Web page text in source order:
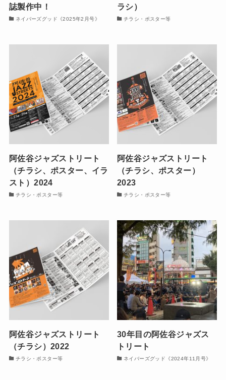
誌製作中！
ネイバーズグッド《2025年2月号》
ラシ）
チラシ・ポスター等
阿佐谷ジャズストリート
（チラシ、ポスター、イラ
スト）2024
チラシ・ポスター等
阿佐谷ジャズストリート
（チラシ、ポスター）
2023
チラシ・ポスター等
阿佐谷ジャズストリート
（チラシ）2022
チラシ・ポスター等
30年目の阿佐谷ジャズス
トリート
ネイバーズグッド《2024年11月号》